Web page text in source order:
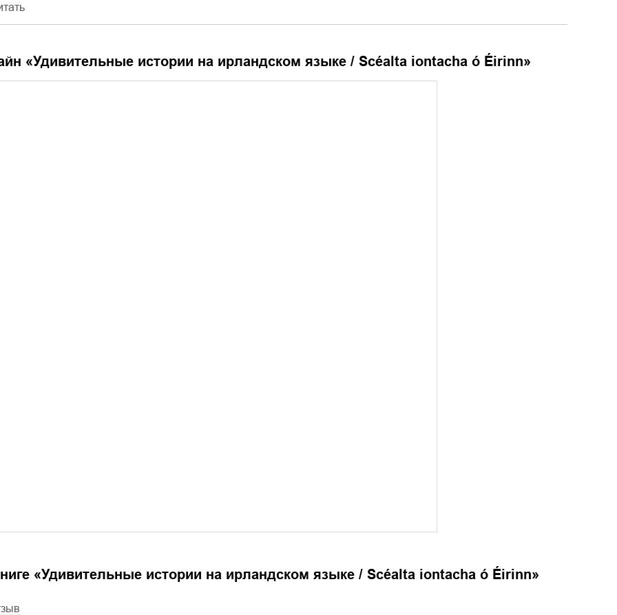
«Удивительные истории на ирландском языке / Scéalta iontacha ó Éirinn»
«Удивительные истории на ирландском языке / Scéalta iontacha ó Éirinn»